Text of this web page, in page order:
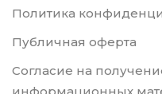
Политика
Публичная оферта
Согласие на
информационных